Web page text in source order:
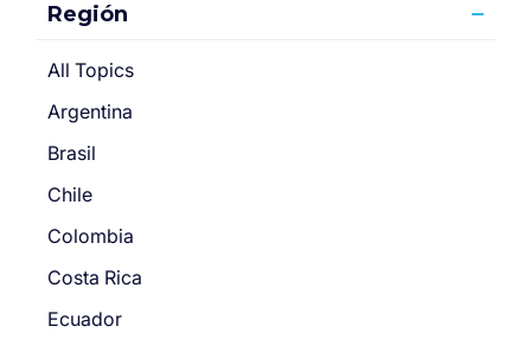
Región
All Topics
Argentina
Brasil
Chile
Colombia
Costa Rica
Ecuador